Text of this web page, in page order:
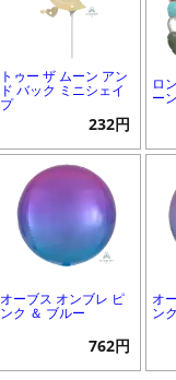
トゥー ザ ムーン アン
ド バック ミニシェイ
プ
232円
ロ
ー
オーブス オンブレ ピ
ンク ＆ ブルー
762円
オ
ン